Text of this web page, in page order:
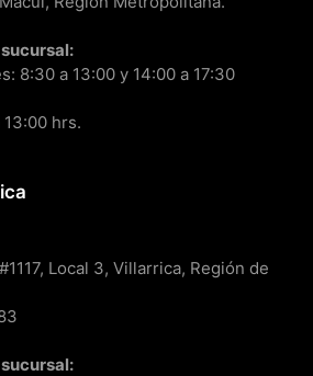
8:30 a 13:00 y 14:00 a 17:30
13:00 hrs.
Local 3, Villarrica, Región de